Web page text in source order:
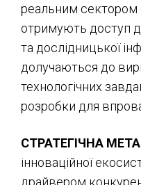
реальним сектором
отримують доступ
та дослідницької
долучаються до
технологічних
розробки для
СТРАТЕГІЧНА
інноваційної
драйвером